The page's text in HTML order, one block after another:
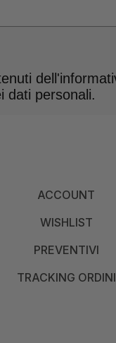
dati personali.
ACCOUNT
WISHLIST
PREVENTIVI
TRACKING ORDINI